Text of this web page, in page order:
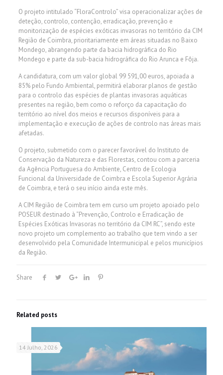
O projeto intitulado “FloraControlo” visa operacionalizar ações de
deteção, controlo, contenção, erradicação, prevenção e
monitorização de espécies exóticas invasoras no território da CIM
Região de Coimbra, prioritariamente em áreas situadas no Baixo
Mondego, abrangendo parte da bacia hidrográfica do Rio
Mondego e parte da sub-bacia hidrográfica do Rio Arunca e Fôja.
A candidatura, com um valor global 99 591,00 euros, apoiada a
85% pelo Fundo Ambiental, permitirá elaborar planos de gestão
para o controlo das espécies de plantas invasoras aquáticas
presentes na região, bem como o reforço da capacitação do
território ao nível dos meios e recursos disponíveis para a
implementação e execução de ações de controlo nas áreas mais
afetadas.
O projeto, submetido com o parecer favorável do Instituto de
Conservação da Natureza e das Florestas, contou com a parceria
da Agência Portuguesa do Ambiente, Centro de Ecologia
Funcional da Universidade de Coimbra e Escola Superior Agrária
de Coimbra, e terá o seu início ainda este mês.
A CIM Região de Coimbra tem em curso um projeto apoiado pelo
POSEUR destinado à “Prevenção, Controlo e Erradicação de
Espécies Exóticas Invasoras no território da CIM RC”, sendo este
novo projeto um complemento ao trabalho que tem vindo a ser
desenvolvido pela Comunidade Intermunicipal e pelos municípios
da Região.
Share
Related posts
14 Julho, 2026